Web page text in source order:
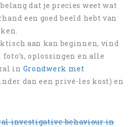
dat je precies weet wat
een goed beeld hebt van
aan kan beginnen, vind
oplossingen en alle
in Grondwerk met
dan een privé-les kost) en
investigative behaviour in